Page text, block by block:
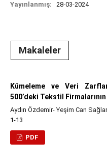
Yayınlanmış: 28-03-2024
Makaleler
Kümeleme ve Veri
500’deki Tekstil
Aydın Özdemir- Yeşim Can
1-13
PDF